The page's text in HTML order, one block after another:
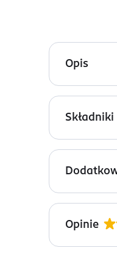
Opis
Kredka do
wysusza
Składniki
Ingredients: :
ALBA, C10-
Opinie